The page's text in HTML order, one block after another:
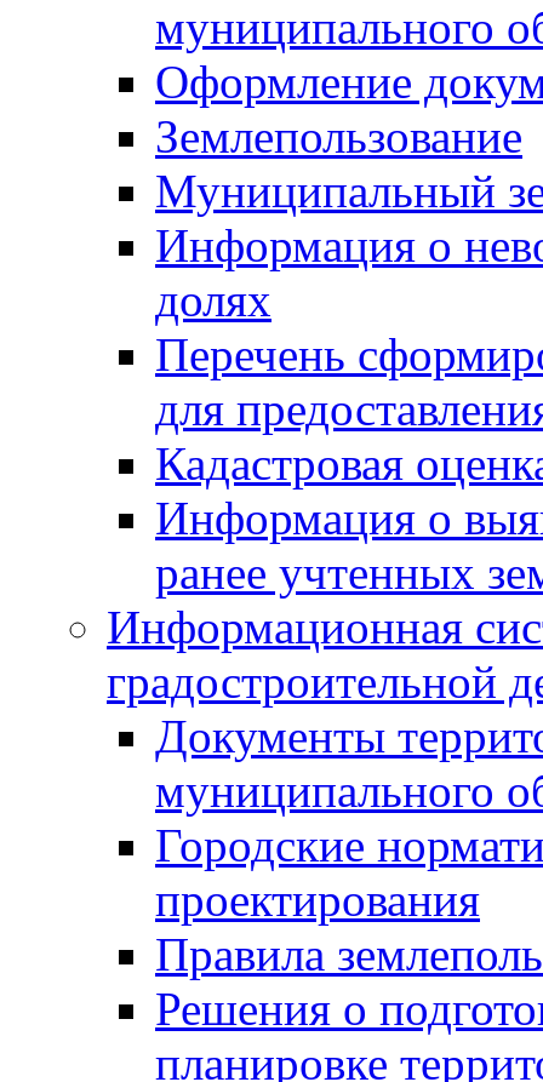
муниципального
Оформление
Землепользование
Муниципальный
Информация о
долях
Перечень
для
Кадастровая
Информация о
ранее учтенных
Информационная
градостроительной
Документы
муниципального
Городские
проектирования
Правила
Решения о
планировке